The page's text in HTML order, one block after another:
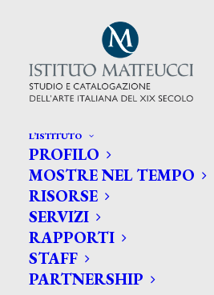
L’ISTITUTO
PROFILO
MOSTRE NEL TEMPO
RISORSE
SERVIZI
RAPPORTI
STAFF
PARTNERSHIP
CERCA TRA GLI ARTISTI:
Search
for: